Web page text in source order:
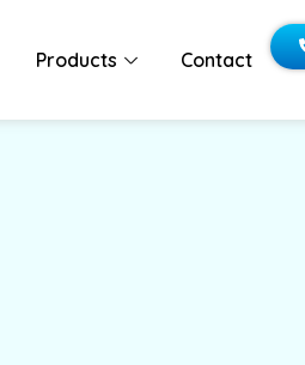
Products Contact